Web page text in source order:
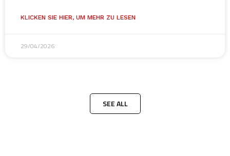
KLICKEN SIE HIER, UM MEHR ZU LESEN
29/04/2026
SEE ALL